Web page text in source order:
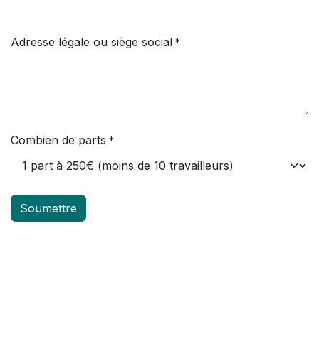
Adresse légale ou siège social *
Combien de parts *
Soumettre